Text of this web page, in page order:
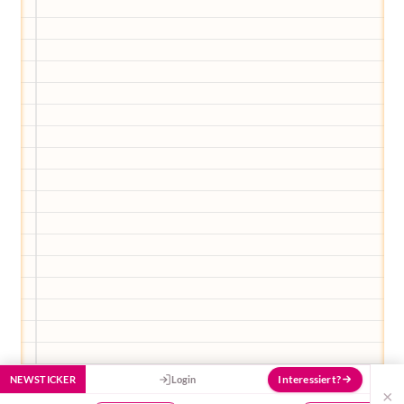
Elternwerden und Elternsein, Kurse, Tipps
Hier bekommst du Antworten!
Hilf uns, den Avatar mit deinen Fragen zu
füttern und ihn mit jeder Bewertung ein
Stück besser zu machen!
NEWSTICKER Login Interessiert?
×